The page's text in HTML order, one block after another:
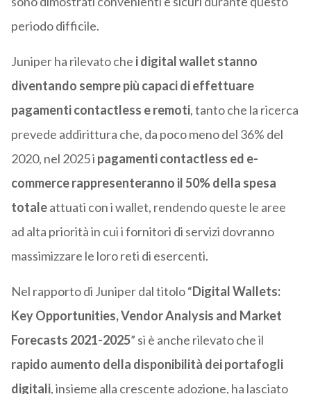
periodo difficile.
Juniper ha rilevato che i digital wallet stanno
diventando sempre più capaci di effettuare
pagamenti contactless e remoti, tanto che la ricerca
prevede addirittura che, da poco meno del 36% del
2020, nel 2025 i pagamenti contactless ed e-
commerce rappresenteranno il 50% della spesa
totaleattuati con i wallet, rendendo queste le aree
ad alta priorità in cui i fornitori di servizi dovranno
massimizzare le loro reti di esercenti.
Nel rapporto di Juniper dal titolo “Digital Wallets:
Key Opportunities, Vendor Analysis and Market
Forecasts 2021-2025” si è anche rilevato che il
rapido aumento della disponibilità dei portafogli
digitali, insieme alla crescente adozione, ha lasciato